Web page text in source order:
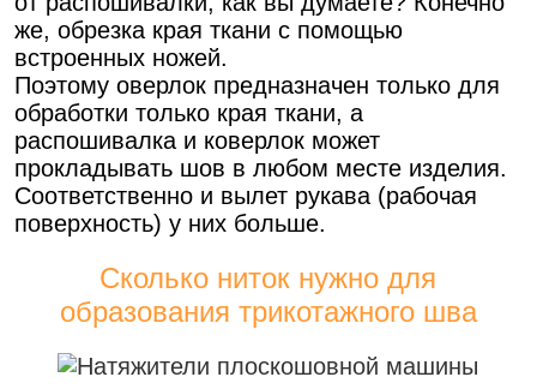
же, обрезка края ткани с помощью
встроенных ножей.
Поэтому оверлок предназначен только для
обработки только края ткани, а
распошивалка и коверлок может
прокладывать шов в любом месте изделия.
Соответственно и вылет рукава (рабочая
поверхность) у них больше.
Сколько ниток нужно для
образования трикотажного шва